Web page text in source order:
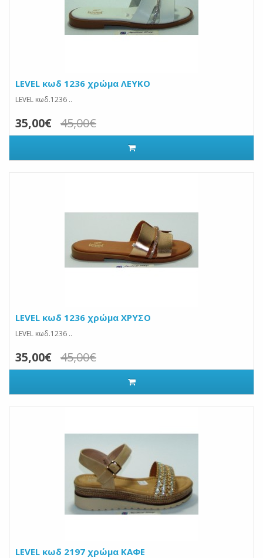
LEVEL κωδ 1236 χρώμα ΛΕΥΚΟ
LEVEL κωδ.1236 ..
35,00€ 45,00€
LEVEL κωδ 1236 χρώμα ΧΡΥΣΟ
LEVEL κωδ.1236 ..
35,00€ 45,00€
LEVEL κωδ 2197 χρώμα ΚΑΦΕ